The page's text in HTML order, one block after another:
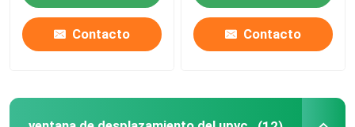
Puerta deslizante de UPVC
Contacto Contacto